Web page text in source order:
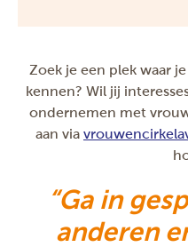
Zoek je een plek waar
kennen? Wil jij
ondernemen met
aan via
Ga in
anderen